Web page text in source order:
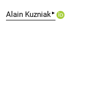
Alain Kuzniak▸